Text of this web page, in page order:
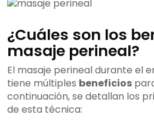
¿Cuáles son los
masaje perineal?
El masaje perineal durante el
tiene múltiples beneficios
continuación, se detallan los
de esta técnica: